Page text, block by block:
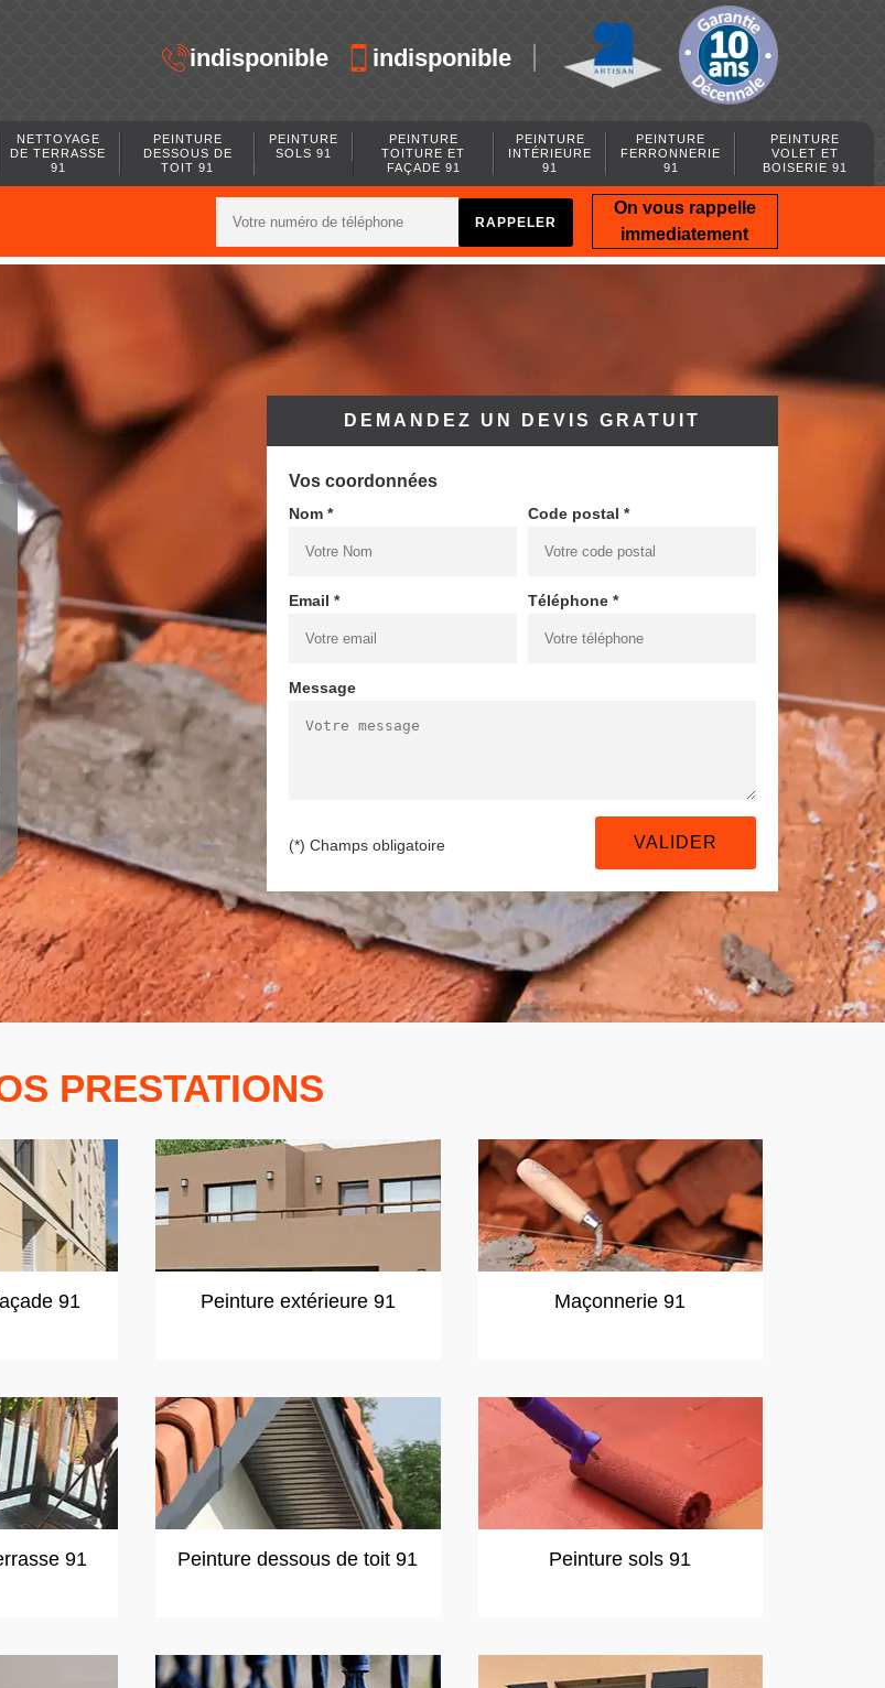
indisponible indisponible
NETTOYAGE
DE TERRASSE
91
PEINTURE
DESSOUS DE
TOIT 91
PEINTURE
SOLS 91
PEINTURE
TOITURE ET
FAÇADE 91
PEINTURE
INTÉRIEURE
91
PEINTURE
FERRONNERIE
91
PEINTURE
VOLET ET
BOISERIE 91
On vous rappelle
immediatement
DEMANDEZ UN DEVIS GRATUIT
Vos coordonnées
Nom * Code postal *
Email * Téléphone *
Message
(*) Champs obligatoire
PRESTATIONS
91 Peinture extérieure 91 Maçonnerie 91
91 Peinture dessous de toit 91 Peinture sols 91